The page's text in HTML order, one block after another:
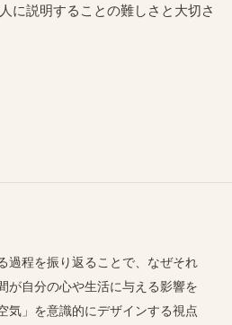
に説明することの難しさと大切さ
過程を振り返ることで、なぜそれ
が自分の心や生活に与える影響を
気」を意識的にデザインする視点